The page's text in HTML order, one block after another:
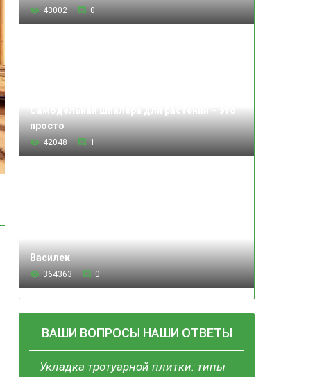
43002 0
просто
42048 1
Василек
364363 0
ВАШИ ВОПРОСЫ НАШИ ОТВЕТЫ
Укладка тротуарной плитки: типы